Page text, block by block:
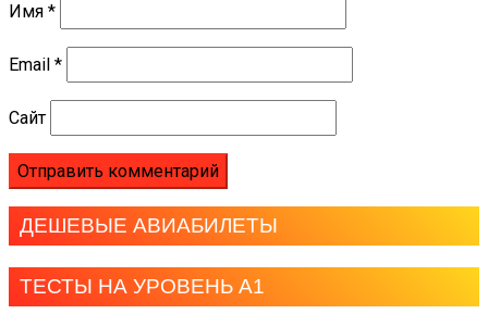
Имя *
Email *
Сайт
ДЕШЕВЫЕ АВИАБИЛЕТЫ
ТЕСТЫ НА УРОВЕНЬ А1